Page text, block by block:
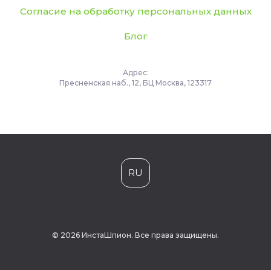
Согласие на обработку персональных данных
Блог
Адрес:
Пресненская наб., 12, БЦ Москва, 123317
RU
© 2026 ИнстаШпион. Все права защищены.